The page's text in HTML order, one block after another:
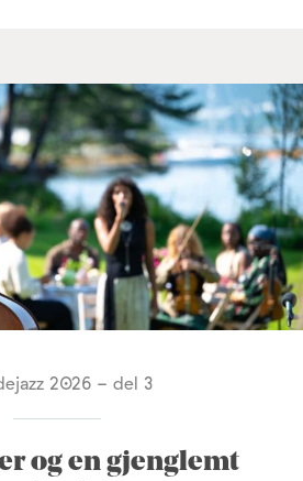
2026 - del 3
og en gjenglemt